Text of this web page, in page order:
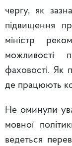
чергу, як
підвищення
міністр
можливості
фаховості. Як
де працюють
Не оминули
мовної
ведеться